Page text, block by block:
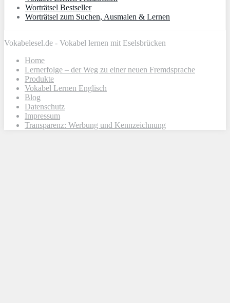
Worträtsel Bestseller
Worträtsel zum Suchen, Ausmalen & Lernen
Vokabelesel.de - Vokabel lernen mit Eselsbrücken
Home
Lernerfolge – der Weg zu einer neuen Fremdsprache
Produkte
Vokabel Lernen Englisch
Blog
Datenschutz
Impressum
Transparenz: Werbung und Kennzeichnung